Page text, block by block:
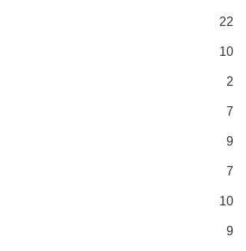
22
10
2
7
9
7
10
9